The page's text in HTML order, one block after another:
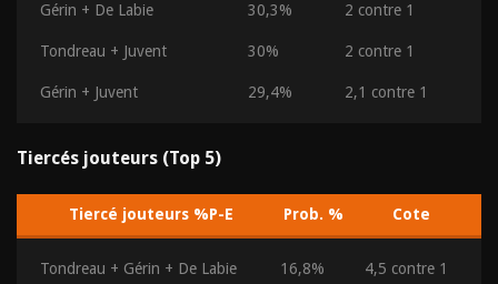
Gérin + De Labie 30,3% 2 contre 1
Tondreau + Juvent 30% 2 contre 1
Gérin + Juvent 29,4% 2,1 contre 1
Tiercés jouteurs (Top 5)
Tiercé jouteurs %P-E Prob. % Cote
Tondreau + Gérin + De Labie 16,8% 4,5 contre 1